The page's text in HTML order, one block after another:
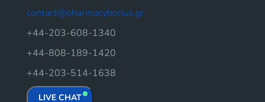
contact@pharmacybonus.gr
+44-203-608-1340
+44-808-189-1420
+44-203-514-1638
LIVE CHAT